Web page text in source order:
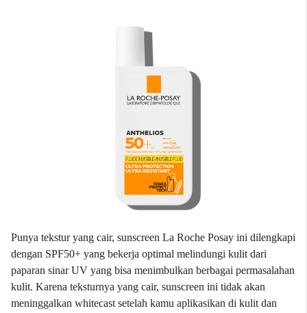
Punya tekstur yang cair, sunscreen La Roche Posay ini dilengkapi
dengan SPF50+ yang bekerja optimal melindungi kulit dari
paparan sinar UV yang bisa menimbulkan berbagai permasalahan
kulit. Karena teksturnya yang cair, sunscreen ini tidak akan
meninggalkan whitecast setelah kamu aplikasikan di kulit dan